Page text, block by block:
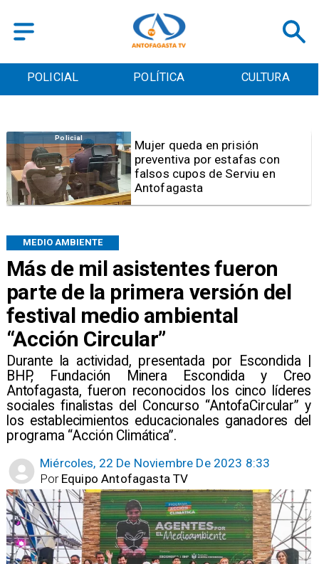
POLICIAL POLÍTICA CULTURA
Más de mil asistentes fueron
parte de la primera versión del
festival medio ambiental
“Acción Circular”
Durante la actividad, presentada por Escondida |
BHP, Fundación Minera Escondida y Creo
Antofagasta, fueron reconocidos los cinco líderes
sociales finalistas del Concurso “AntofaCircular” y
los establecimientos educacionales ganadores del
programa “Acción Climática”.
MEDIO AMBIENTE
Miércoles, 22 De Noviembre De 2023 8:33
Equipo Antofagasta TV
Por
Videos
Video | Choferes del
TransAntofagasta piden
sistema mixto de pago